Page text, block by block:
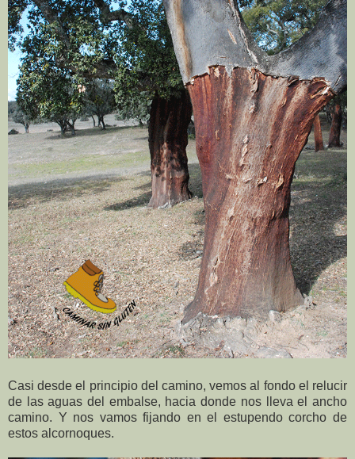
Casi desde el principio del camino, vemos al fondo el relucir
de las aguas del embalse, hacia donde nos lleva el ancho
camino. Y nos vamos fijando en el estupendo corcho de
estos alcornoques.